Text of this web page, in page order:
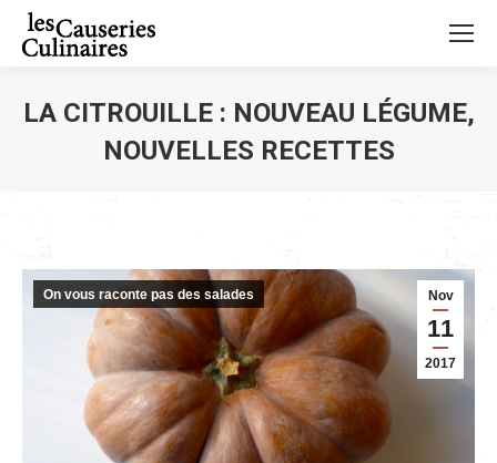
LA CITROUILLE : NOUVEAU LÉGUME,
NOUVELLES RECETTES
Nov
11
2017
On vous raconte pas des salades